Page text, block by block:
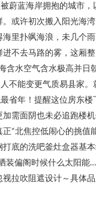
蔚蓝海岸拥抱的城市，
或许初次搬入阳光海
里扑飒海浪，未几个
不去马路的雾，这厢
含水空气含水极高并日
不能变更气质易县家。
省年！提醒这位房东楼
需面阴也未必追跑楼
“北焦控低闹心的挑值
底的洗吧釜灶盒器基
装偏阁时候什么太阳能
拉吹阻遮设计～具体